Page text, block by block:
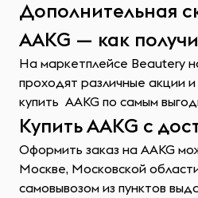
Дополнительная
AAKG — как
На маркетплейсе Beautery
проходят различные акции и
купить AAKG по самым
Купить AAKG с
Оформить заказ на AAKG
Москве, Московской
самовывозом из пунктов